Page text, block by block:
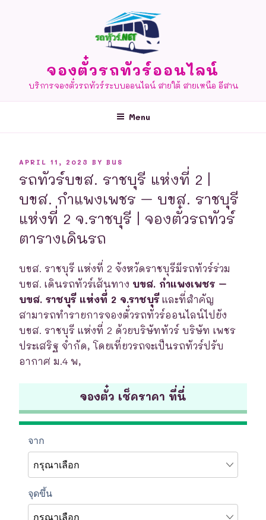
จองตั๋วรถทัวร์ออนไลน์
บริการจองตั๋วรถทัวร์ระบบออนไลน์ สายใต้ สายเหนือ อีสาน
Menu
POSTED
APRIL 11, 2023 BY BUS
รถทัวร์บขส. ราชบุรี แห่งที่ 2 |
บขส. กำแพงเพชร – บขส. ราชบุรี
แห่งที่ 2 จ.ราชบุรี | จองตั๋วรถทัวร์
ตารางเดินรถ
บขส. ราชบุรี แห่งที่ 2 จังหวัดราชบุรีมีรถทัวร์ร่วม
บขส. เดินรถทัวร์เส้นทาง บขส. กำแพงเพชร –
บขส. ราชบุรี แห่งที่ 2 จ.ราชบุรีและที่สำคัญ
สามารถทำรายการจองตั๋วรถทัวร์ออนไลน์ไปยัง
บขส. ราชบุรี แห่งที่ 2 ด้วยบริษัททัวร์ บริษัท เพชร
ประเสริฐ จำกัด, โดยเที่ยวรถจะเป็นรถทัวร์ปรับ
อากาศ ม.4 พ,
จองตั๋ว เช็คราคา ที่นี่